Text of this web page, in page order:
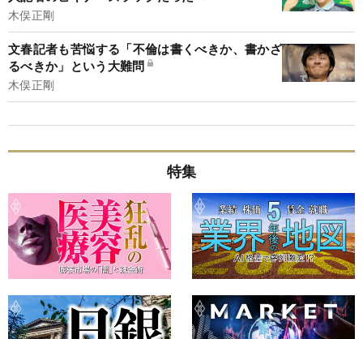
木俣正剛
文春記者も苦悩する「不倫は書くべきか、書かざ
るべきか」という大難問
木俣正剛
特集